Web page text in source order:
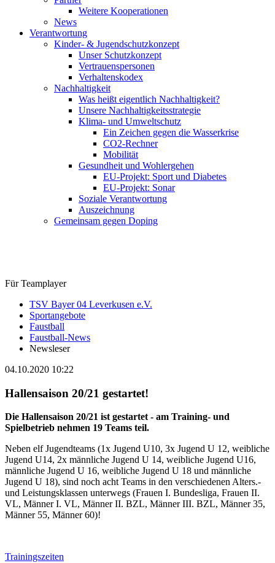
Weitere Kooperationen
News
Verantwortung
Kinder- & Jugendschutzkonzept
Unser Schutzkonzept
Vertrauenspersonen
Verhaltenskodex
Nachhaltigkeit
Was heißt eigentlich Nachhaltigkeit?
Unsere Nachhaltigkeitsstrategie
Klima- und Umweltschutz
Ein Zeichen gegen die Wasserkrise
CO2-Rechner
Mobilität
Gesundheit und Wohlergehen
EU-Projekt: Sport und Diabetes
EU-Projekt: Sonar
Soziale Verantwortung
Auszeichnung
Gemeinsam gegen Doping
Für Teamplayer
TSV Bayer 04 Leverkusen e.V.
Sportangebote
Faustball
Faustball-News
Newsleser
04.10.2020 10:22
Hallensaison 20/21 gestartet!
Die Hallensaison 20/21 ist gestartet - am Training- und
Spielbetrieb nehmen 19 Teams teil.
Neben elf Jugendteams (1x Jugend U10, 3x Jugend U 12, weibliche
Jugend U14, 2x männliche Jugend U 14, weibliche Jugend U16,
männliche Jugend U 16, weibliche Jugend U 18 und männliche
Jugend U 18), sind noch acht Teams in den verschiedenen Alters.-
und Leistungsklassen unterwegs (Frauen I. Bundesliga, Frauen II.
VL, Männer I. VL, Männer II. BZL, Männer III. BZL, Männer 35,
Männer 55, Männer 60)!
Trainingszeiten